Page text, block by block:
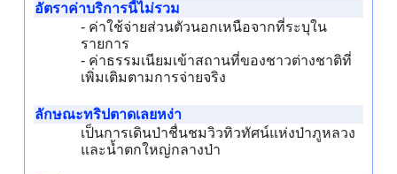
อัตราค่าบริการนี้ไม่รวม
- ค่าใช้จ่ายส่วนตัวนอกเหนือจากที่ระบุใน
รายการ
- ค่าธรรมเนียมเข้าสถานที่ของชาวต่างชาติที่
เพิ่มเติมตามการจ่ายจริง
ลักษณะทริปตาดเลยหง่า
เป็นการเดินป่าชื่นชมวิวทิวทัศน์แห่งป่าภูหลวง
และน้ำตกใหญ่กลางป่า